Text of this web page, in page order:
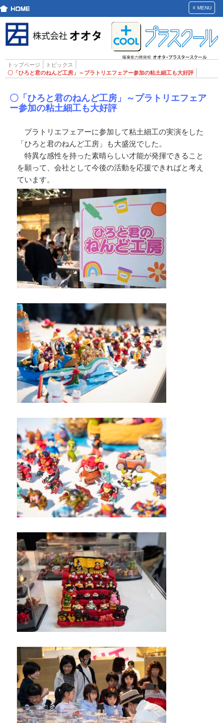
≡MENU
トップページ
トピックス
〇「ひろと君のねんど工房」～プラトリエフェアー参加の粘土細工も大好評
〇「ひろと君のねんど工房」～プラトリエフェア
ー参加の粘土細工も大好評
プラトリエフェアーに参加して粘土細工の実演をした
「ひろと君のねんど工房」も大盛況でした。
特異な感性を持った素晴らしい才能が発揮できること
を願って、会社として今後の活動を応援できればと考え
ています。